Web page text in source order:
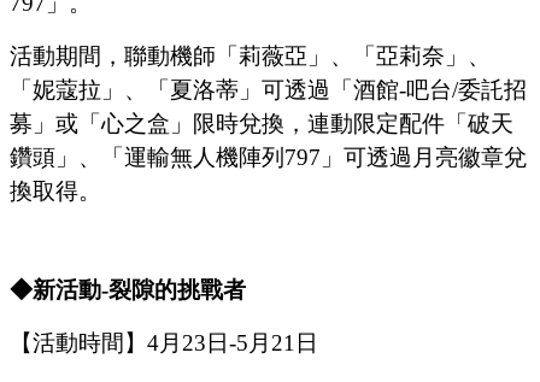
活動期間，聯動機師 「 莉薇亞 」 、 「 亞莉奈 」、
「 妮蔻拉 」、「夏洛蒂」 可透過「酒館-吧台/委託招
募」或「心之盒」限時兌換，連動限定配件 「 破天
鑽頭 」、「 運輸無人機陣列 797 」 可透過月亮徽章兌
換取得。
◆新活動-裂隙的挑戰者
【活動時間】 4月 23 日-5月 21 日